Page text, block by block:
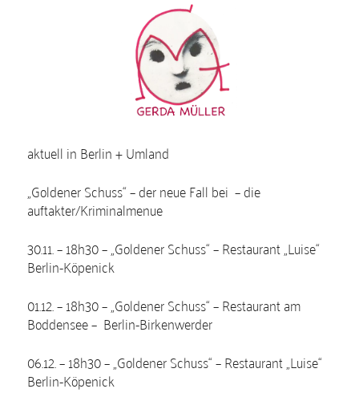
aktuell in Berlin + Umland
„Goldener Schuss“ – der neue Fall bei – die
auftakter/Kriminalmenue
30.11. – 18h30 – „Goldener Schuss“ – Restaurant „Luise“
Berlin-Köpenick
01.12. – 18h30 – „Goldener Schuss“ – Restaurant am
Boddensee – Berlin-Birkenwerder
06.12. – 18h30 – „Goldener Schuss“ – Restaurant „Luise“
Berlin-Köpenick